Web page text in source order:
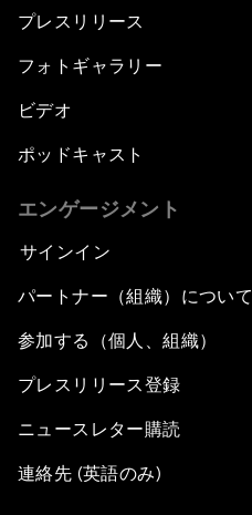
プレスリリース
フォトギャラリー
ビデオ
ポッドキャスト
エンゲージメント
サインイン
パートナー（組織）について
参加する（個人、組織）
プレスリリース登録
ニュースレター購読
連絡先 (英語のみ)